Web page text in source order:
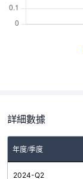
詳細數據
年度/季度
2024-Q2